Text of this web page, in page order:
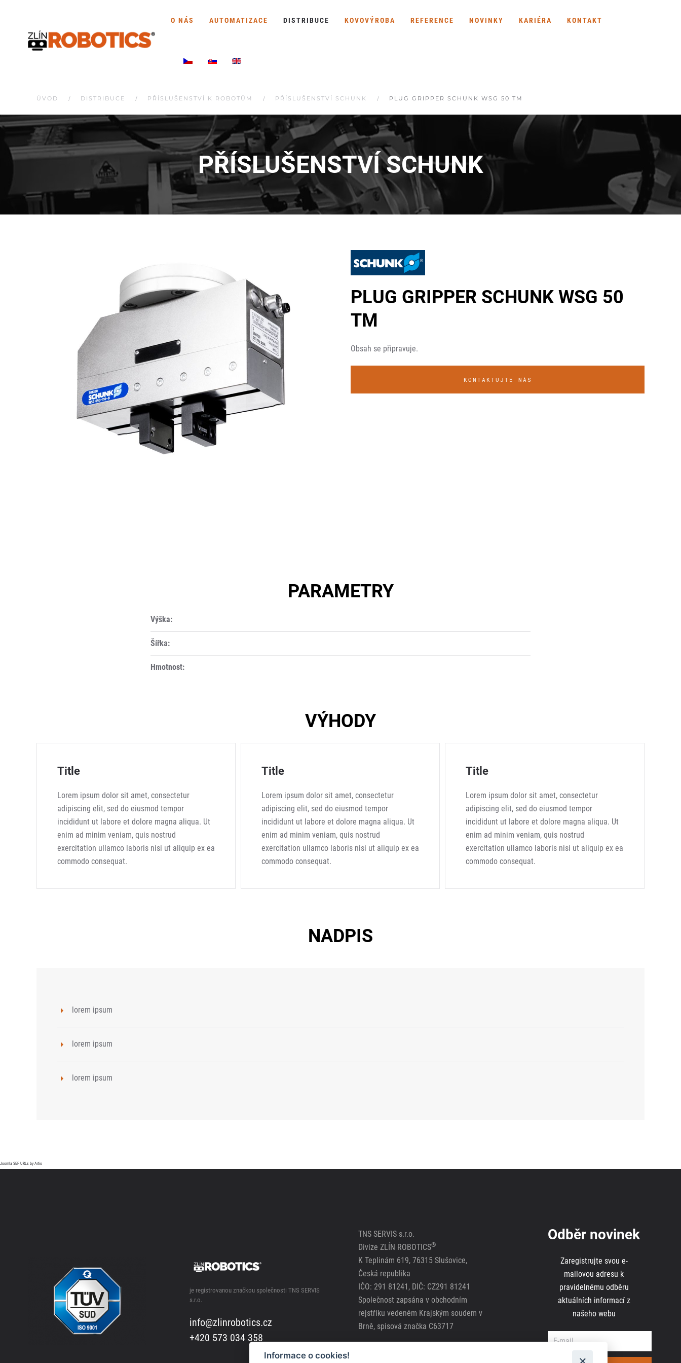
O NÁS AUTOMATIZACE DISTRIBUCE KOVOVÝROBA REFERENCE NOVINKY KARIÉRA KONTAKT
ÚVOD DISTRIBUCE PŘÍSLUŠENSTVÍ K ROBOTŮM PŘÍSLUŠENSTVÍ SCHUNK PLUG GRIPPER SCHUNK WSG 50 TM
PŘÍSLUŠENSTVÍ SCHUNK
PLUG GRIPPER SCHUNK WSG 50
TM
Obsah se připravuje.
KONTAKTUJTE NÁS
PARAMETRY
Výška:
Šířka:
Hmotnost:
VÝHODY
Title
Lorem ipsum dolor sit amet, consectetur
adipiscing elit, sed do eiusmod tempor
incididunt ut labore et dolore magna aliqua. Ut
enim ad minim veniam, quis nostrud
exercitation ullamco laboris nisi ut aliquip ex ea
commodo consequat.
Title
Lorem ipsum dolor sit amet, consectetur
adipiscing elit, sed do eiusmod tempor
incididunt ut labore et dolore magna aliqua. Ut
enim ad minim veniam, quis nostrud
exercitation ullamco laboris nisi ut aliquip ex ea
commodo consequat.
Title
Lorem ipsum dolor sit amet, consectetur
adipiscing elit, sed do eiusmod tempor
incididunt ut labore et dolore magna aliqua. Ut
enim ad minim veniam, quis nostrud
exercitation ullamco laboris nisi ut aliquip ex ea
commodo consequat.
NADPIS
lorem ipsum
lorem ipsum
lorem ipsum
Joomla SEF URLs by Artio
je registrovanou značkou společnosti TNS SERVIS
s.r.o.
info@zlinrobotics.cz
+420 573 034 358
TNS SERVIS s.r.o.
Divize ZLÍN ROBOTICS®
K Teplinám 619, 76315 Slušovice,
Česká republika
IČO: 291 81241, DIČ: CZ291 81241
Společnost zapsána v obchodním
rejstříku vedeném Krajským soudem v
Brně, spisová značka C63717
Odběr novinek
Zaregistrujte svou e-
mailovou adresu k
pravidelnému odběru
aktuálních informací z
našeho webu
Informace o cookies!